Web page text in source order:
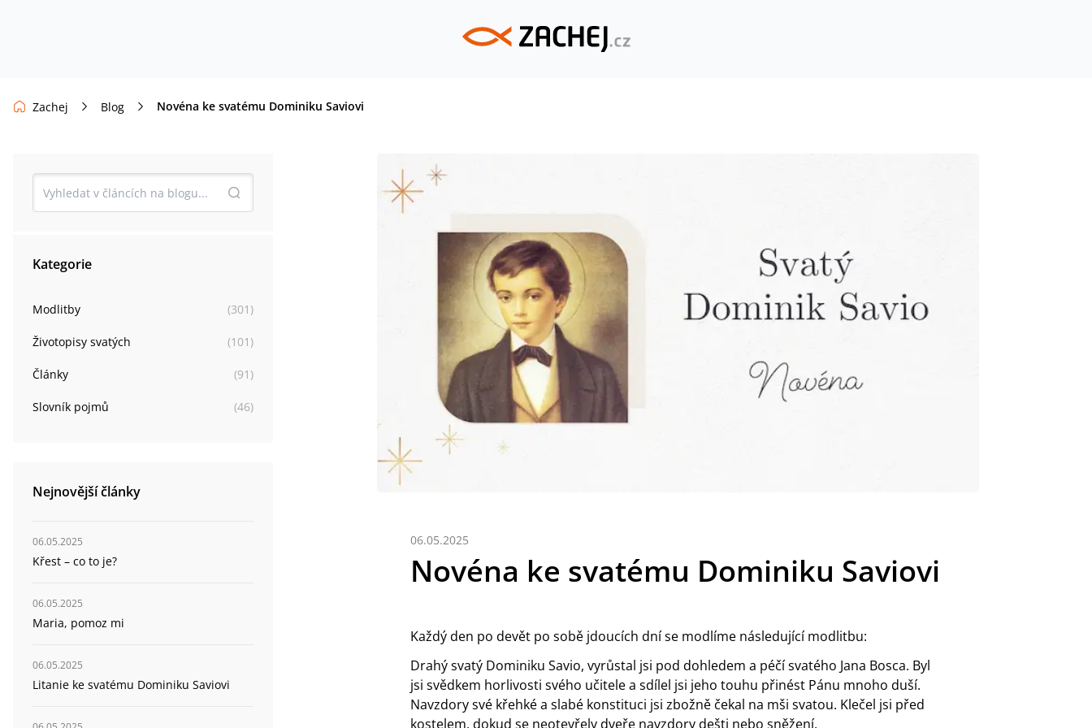
Zachej Blog Novéna ke svatému Dominiku Saviovi
Kategorie
Modlitby (301 )
Životopisy svatých (101 )
Články (91 )
Slovník pojmů (46)
Nejnovější články
06.05.2025
Křest – co to je?
06.05.2025
Maria, pomoz mi
06.05.2025
Litanie ke svatému Dominiku Saviovi
06.05.2025
Novéna ke svatému Dominiku Saviovi
Každý den po devět po sobě jdoucích dní se modlíme následující modlitbu:
Drahý svatý Dominiku Savio, vyrůstal jsi pod dohledem a péčí svatého Jana Bosca. Byl
jsi svědkem horlivosti svého učitele a sdílel jsi jeho touhu přinést Pánu mnoho duší.
Navzdory své křehké a slabé konstituci jsi zbožně čekal na mši svatou. Klečel jsi před
kostelem, dokud se neotevřely dveře navzdory dešti nebo sněžení.